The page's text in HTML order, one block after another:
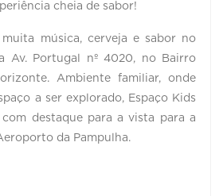
cheia de sabor!
muita música, cerveja e sabor no
Av. Portugal nº 4020, no Bairro
Ambiente familiar, onde
a ser explorado, Espaço Kids
destaque para a vista para a
da Pampulha.